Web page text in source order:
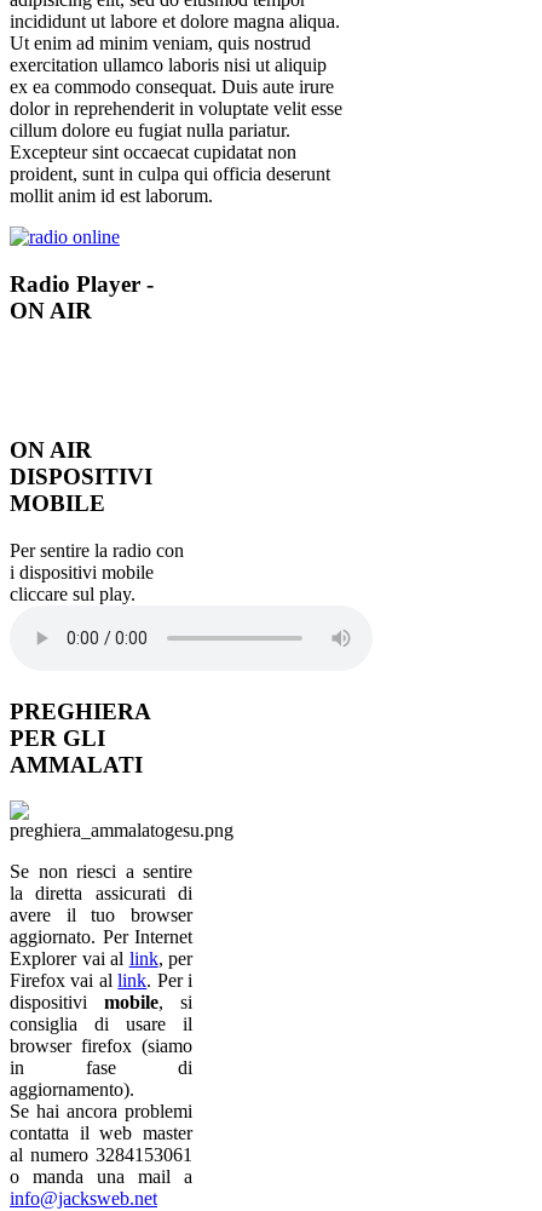
incididunt ut labore et dolore magna aliqua.
Ut enim ad minim veniam, quis nostrud
exercitation ullamco laboris nisi ut aliquip
ex ea commodo consequat. Duis aute irure
dolor in reprehenderit in voluptate velit esse
cillum dolore eu fugiat nulla pariatur.
Excepteur sint occaecat cupidatat non
proident, sunt in culpa qui officia deserunt
mollit anim id est laborum.
Radio Player -
ON AIR
ON AIR
DISPOSITIVI
MOBILE
Per sentire la radio con
i dispositivi mobile
cliccare sul play.
PREGHIERA
PER GLI
AMMALATI
Se non riesci a sentire
la diretta assicurati di
avere il tuo browser
aggiornato. Per Internet
Explorer vai al link, per
Firefox vai allink. Per i
dispositivimobile, si
consiglia di usare il
browser firefox (siamo
in fase di
aggiornamento).
Se hai ancora problemi
contatta il web master
al numero 3284153061
o manda una mail a
info@jacksweb.net